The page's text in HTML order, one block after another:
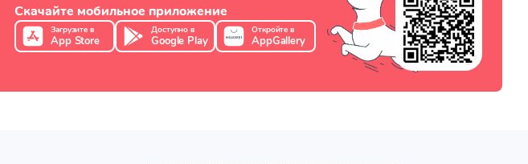
Скачайте мобильное приложение
Загрузите в
App Store
Доступно в
Google Play
Откройте в
AppGallery